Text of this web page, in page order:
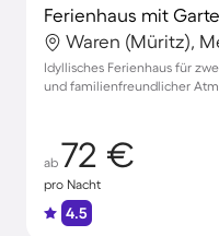
Ferienhaus mit
Idyllisches Ferienhaus für
und familienfreundlicher
ab 72 €
pro Nacht
4.5